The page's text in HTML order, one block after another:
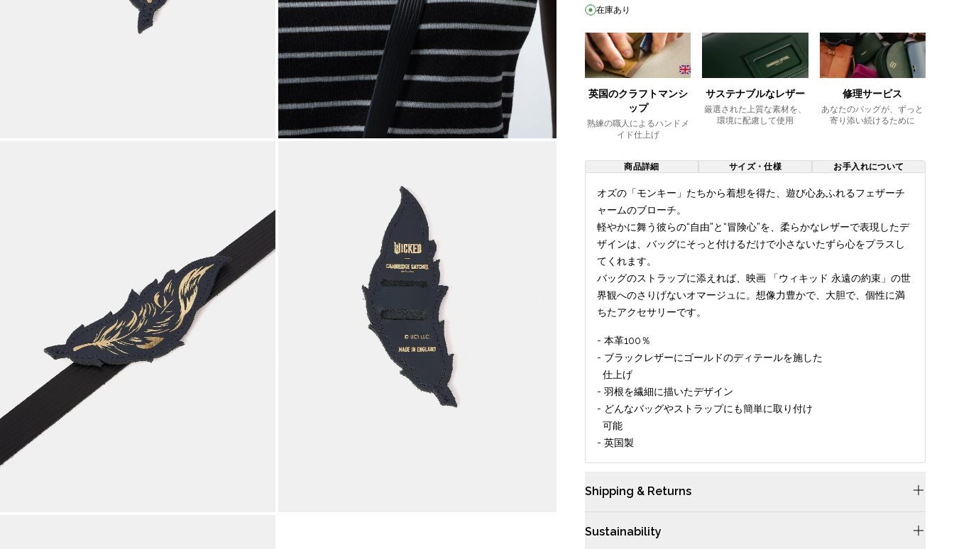
在庫あり
英国のクラフトマンシ
ップ
熟練の職人によるハンドメ
イド仕上げ
サステナブルなレザー
厳選された上質な素材を、
環境に配慮して使用
修理サービス
あなたのバッグが、ずっと
寄り添い続けるために
商品詳細 サイズ・仕様 お手入れについて
オズの「モンキー」たちから着想を得た、遊び心あふれるフェザーチ
ャームのブローチ。
軽やかに舞う彼らの“自由”と“冒険心”を、柔らかなレザーで表現したデ
ザインは、バッグにそっと付けるだけで小さないたずら心をプラスし
てくれます。
バッグのストラップに添えれば、映画 「ウィキッド 永遠の約束」の世
界観へのさりげないオマージュに。想像力豊かで、大胆で、個性に満
ちたアクセサリーです。
- 本革100％
- ブラックレザーにゴールドのディテールを施した
仕上げ
- 羽根を繊細に描いたデザイン
- どんなバッグやストラップにも簡単に取り付け
可能
- 英国製
Shipping & Returns
Sustainability